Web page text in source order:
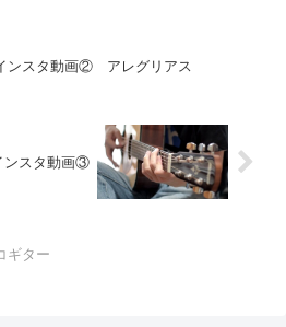
ンスタ動画② アレグリアス
ンスタ動画③
ギター